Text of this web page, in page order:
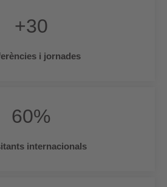
+30
i jornades
60%
internacionals